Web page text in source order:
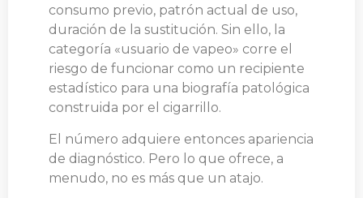
consumo previo, patrón actual de uso,
duración de la sustitución. Sin ello, la
categoría «usuario de vapeo» corre el
riesgo de funcionar como un recipiente
estadístico para una biografía patológica
construida por el cigarrillo.
El número adquiere entonces apariencia
de diagnóstico. Pero lo que ofrece, a
menudo, no es más que un atajo.